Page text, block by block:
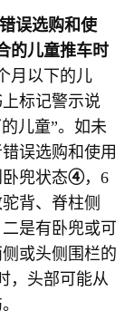
误选购和使
的儿童推车时
月以下的儿
标记警示说
儿童”。如未
误选购和使用
兜状态④，6
背、脊柱侧
是有卧兜或可
或头侧围栏的
，头部可能从